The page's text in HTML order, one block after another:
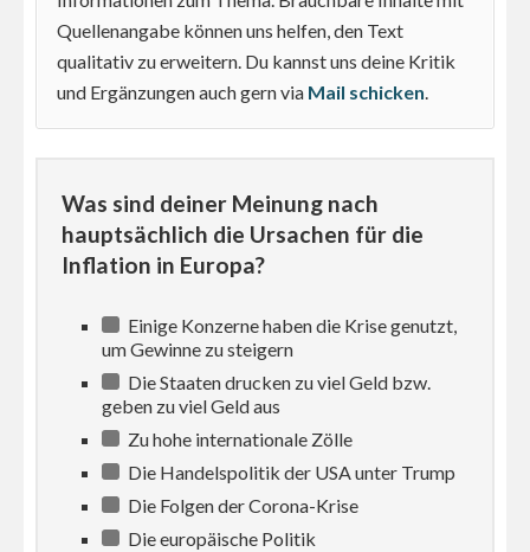
Quellenangabe können uns helfen, den Text
qualitativ zu erweitern. Du kannst uns deine Kritik
und Ergänzungen auch gern via Mail schicken
Was sind deiner Meinung nach
hauptsächlich die Ursachen für die
Inflation in Europa?
Einige Konzerne haben die Krise genutzt,
um Gewinne zu steigern
Die Staaten drucken zu viel Geld bzw.
geben zu viel Geld aus
Zu hohe internationale Zölle
Die Handelspolitik der USA unter Trump
Die Folgen der Corona-Krise
Die europäische Politik